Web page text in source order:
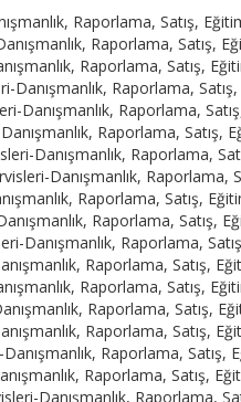
Raporlama, Satış,
Raporlama, Satış,
Raporlama, Satış,
Raporlama,
Danışmanlık, Raporlama,
Raporlama, Satış,
Danışmanlık, Raporlama,
Danışmanlık, Raporlama,
Raporlama, Satış,
Raporlama, Satış,
Danışmanlık, Raporlama,
Raporlama, Satış,
Raporlama, Satış,
Raporlama, Satış,
Raporlama, Satış,
Raporlama, Satış,
Raporlama, Satış,
Danışmanlık, Raporlama,